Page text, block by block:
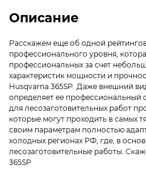
Описание
Расскажем еще об одной
профессионального уровня,
профессиональных за счет
характеристик мощности и
Husqvarna 365SP. Даже внешний
определяет ее профессиональный
для лесозаготовительных работ
которые могут проходить в самых
своим параметрам полностью
холодных регионах РФ, где, в
лесозаготовительные работы.
365SP